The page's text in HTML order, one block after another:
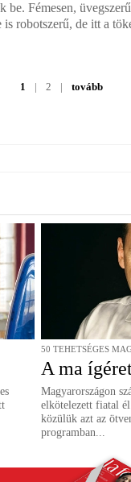
Fémesen,
robotszerű, de itt a
1 | 2 | tovább
50 TEHETSÉGES
A ma
Magyarországon
elkötelezett fiatal
közülük azt az
programban...